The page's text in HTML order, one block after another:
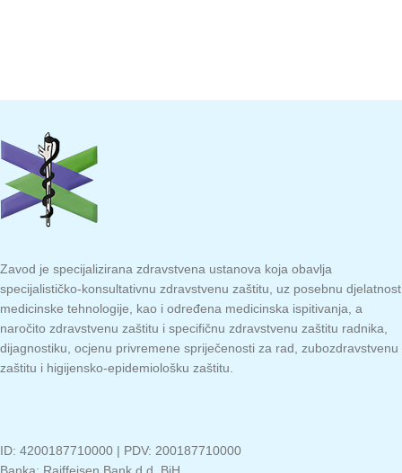
Zavod je specijalizirana zdravstvena ustanova koja obavlja
specijalističko-konsultativnu zdravstvenu zaštitu, uz posebnu djelatnost
medicinske tehnologije, kao i određena medicinska ispitivanja, a
naročito zdravstvenu zaštitu i specifičnu zdravstvenu zaštitu radnika,
dijagnostiku, ocjenu privremene spriječenosti za rad, zubozdravstvenu
zaštitu i higijensko-epidemiološku zaštitu.
ID: 4200187710000 | PDV: 200187710000
Banka: Raiffeisen Bank d.d. BiH